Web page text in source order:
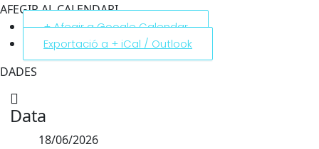
AFEGIR AL CALENDARI
+ Afegir a Google Calendar
Exportació a + iCal / Outlook
DADES
Data
18/06/2026